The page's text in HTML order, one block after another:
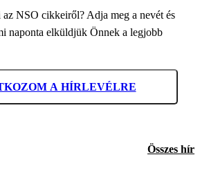
NSO cikkeiről? Adja meg a nevét és
naponta elküldjük Önnek a legjobb
A HÍRLEVÉLRE
Összes hír